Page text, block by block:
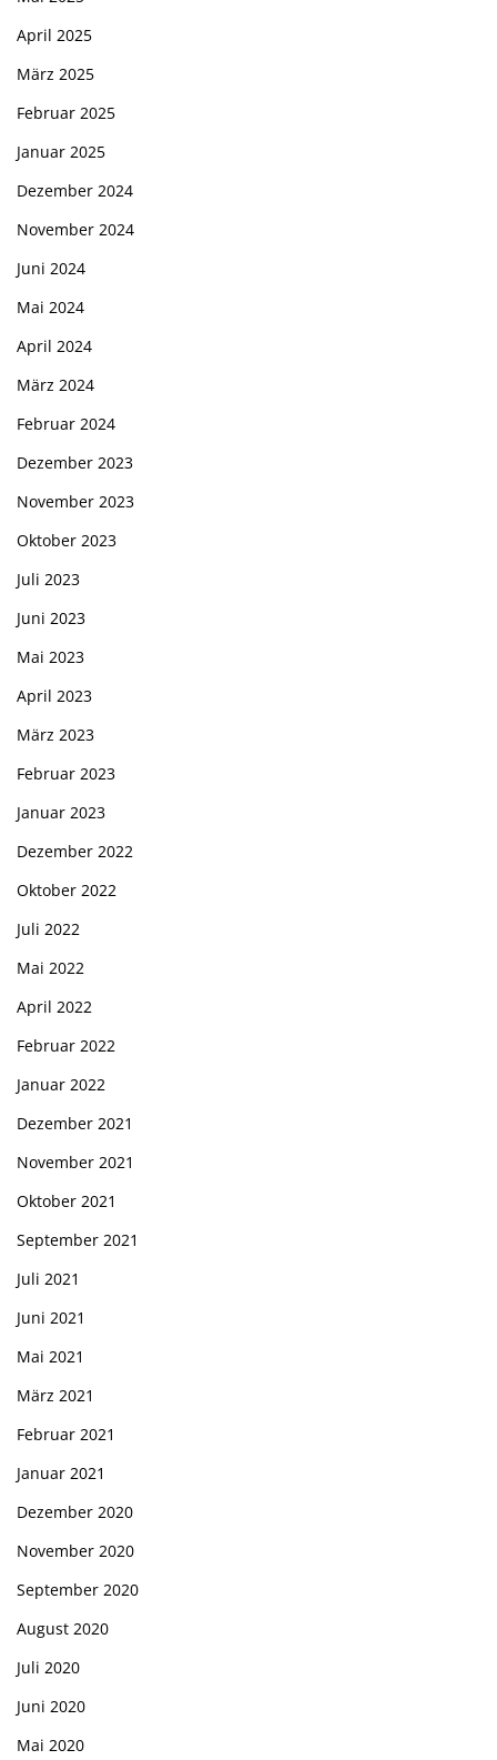
April 2025
März 2025
Februar 2025
Januar 2025
Dezember 2024
November 2024
Juni 2024
Mai 2024
April 2024
März 2024
Februar 2024
Dezember 2023
November 2023
Oktober 2023
Juli 2023
Juni 2023
Mai 2023
April 2023
März 2023
Februar 2023
Januar 2023
Dezember 2022
Oktober 2022
Juli 2022
Mai 2022
April 2022
Februar 2022
Januar 2022
Dezember 2021
November 2021
Oktober 2021
September 2021
Juli 2021
Juni 2021
Mai 2021
März 2021
Februar 2021
Januar 2021
Dezember 2020
November 2020
September 2020
August 2020
Juli 2020
Juni 2020
Mai 2020